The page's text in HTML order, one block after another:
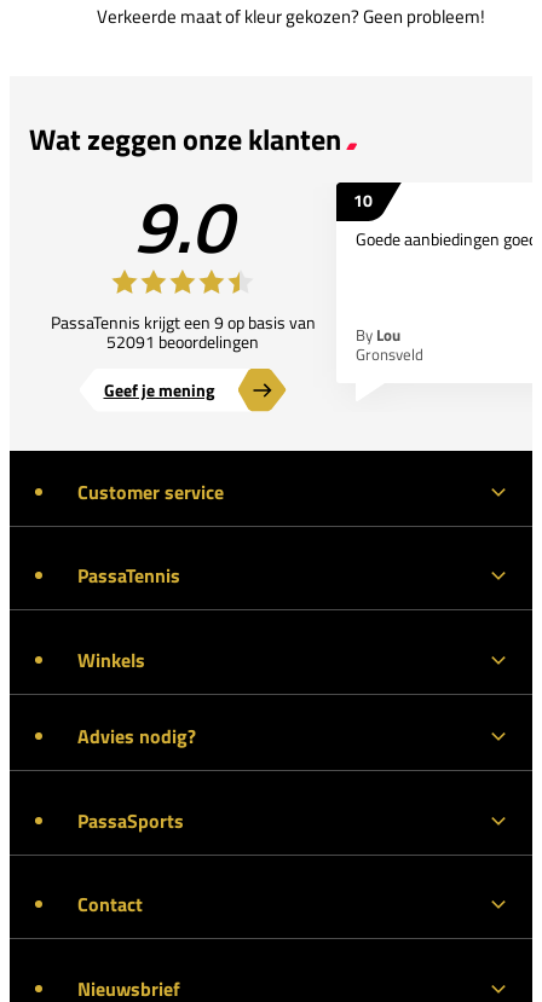
Verkeerde maat of kleur gekozen? Geen probleem!
Wat zeggen onze klanten
9.0
PassaTennis krijgt een 9 op basis van
52091 beoordelingen
Geef je mening
10
Goede aanbiedingen
By Lou
Gronsveld
Customer service
PassaTennis
Winkels
Advies nodig?
PassaSports
Contact
Nieuwsbrief